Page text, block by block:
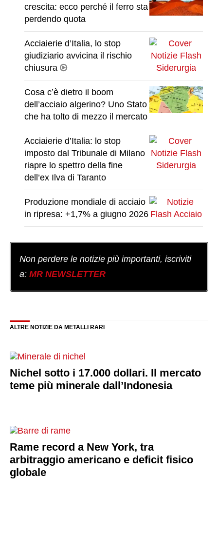
crescita: ecco perché il ferro sta
perdendo quota
Acciaierie d’Italia, lo stop
giudiziario avvicina il rischio
chiusura
Cosa c’è dietro il boom
dell’acciaio algerino? Uno Stato
che ha tolto di mezzo il mercato
Acciaierie d’Italia: lo stop
imposto dal Tribunale di Milano
riapre lo spettro della fine
dell’ex Ilva di Taranto
Produzione mondiale di acciaio
in ripresa: +1,7% a giugno 2026
Non perdere le notizie più importanti, iscriviti
a: MR NEWSLETTER
ALTRE NOTIZIE DA METALLI RARI
Nichel sotto i 17.000 dollari. Il mercato
teme più minerale dall’Indonesia
Rame record a New York, tra
arbitraggio americano e deficit fisico
globale